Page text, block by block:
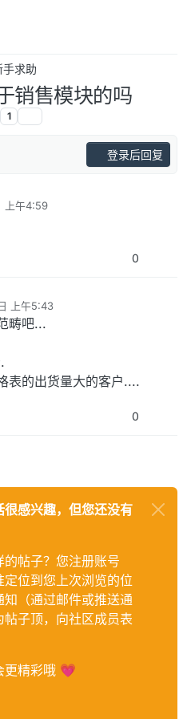
求助
销售模块的吗
1
登录后回复
上午4:59
0
上午5:43
畴吧...
表的出货量大的客户....
0
感兴趣，但您还没有
帖子？您注册账号
位到您上次浏览的位
（通过邮件或推送通
子顶，向社区成员表
更精彩哦 💗